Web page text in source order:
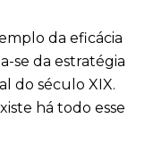
da eficácia
se da estratégia
do século XIX.
há todo esse